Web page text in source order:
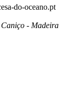
do-oceano.pt
- Madeira